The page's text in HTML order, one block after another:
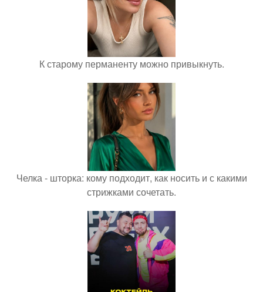
К старому перманенту можно привыкнуть.
Челка - шторка: кому подходит, как носить и с какими
стрижками сочетать.